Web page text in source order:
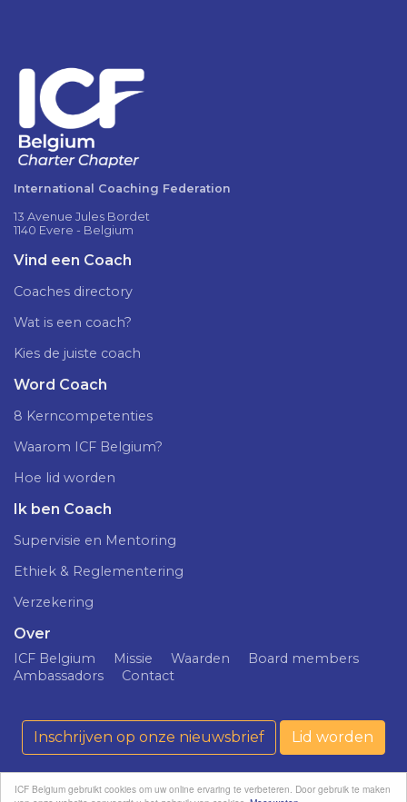
ICF Belgium gebruikt cookies om uw online ervaring te verbeteren. Door gebruik te maken
International Coaching Federation
13 Avenue Jules Bordet
1140 Evere - Belgium
Vind een Coach
Coaches directory
Wat is een coach?
Kies de juiste coach
Word Coach
8 Kerncompetenties
Waarom ICF Belgium?
Hoe lid worden
Ik ben Coach
Supervisie en Mentoring
Ethiek & Reglementering
Verzekering
Over
ICF Belgium Missie Waarden
Board members
Ambassadors
Contact
Inschrijven op onze nieuwsbrief Lid worden